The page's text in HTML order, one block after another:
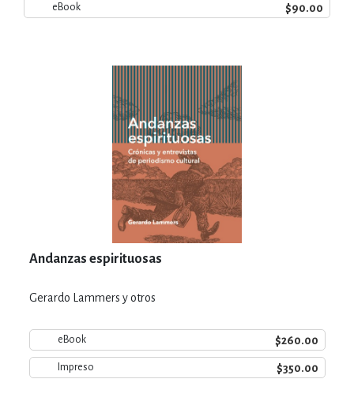
eBook $90.00
Andanzas espirituosas
Gerardo Lammers y otros
eBook $260.00
Impreso $350.00